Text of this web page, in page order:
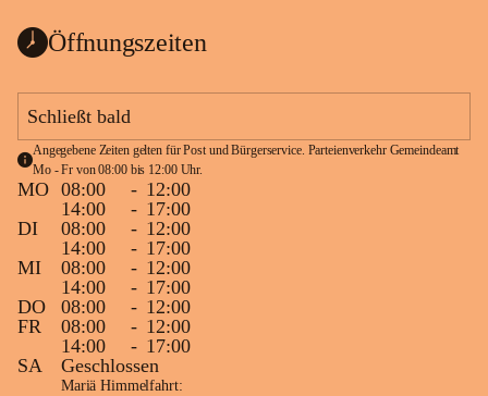
Öffnungszeiten
Schließt bald
Angegebene Zeiten gelten für Post und Bürgerservice. Parteienverkehr Gemeindeamt
Mo - Fr von 08:00 bis 12:00 Uhr.
MO 08:00 - 12:00
14:00
- 17:00
DI
08:00 - 12:00
14:00
- 17:00
MI
08:00 - 12:00
14:00
- 17:00
DO
08:00 - 12:00
FR
08:00 - 12:00
14:00
- 17:00
SA
Geschlossen
Mariä Himmelfahrt: